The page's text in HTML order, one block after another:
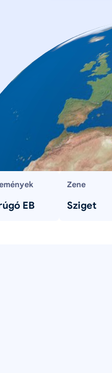
EB
Zene
Sziget